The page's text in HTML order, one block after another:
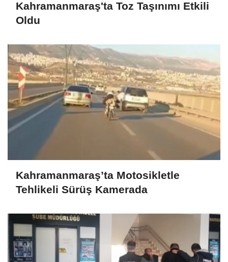
Kahramanmaraş'ta Toz Taşınımı Etkili
Oldu
Kahramanmaraş’ta Motosikletle
Tehlikeli Sürüş Kamerada